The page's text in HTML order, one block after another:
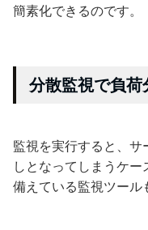
簡素化できるのです。
分散監視で負荷
監視を実行すると、
しとなってしまうケ
備えている監視ツール